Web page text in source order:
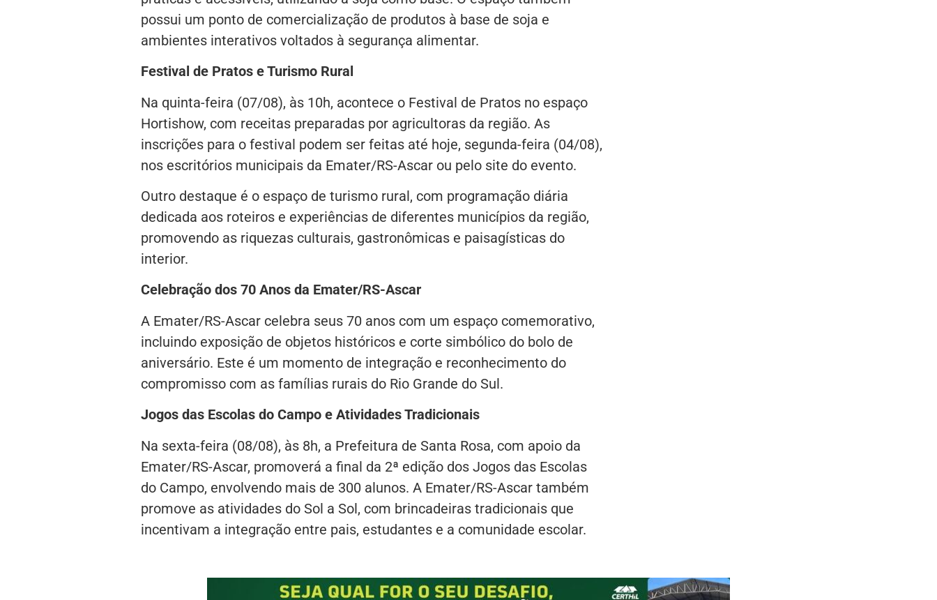
possui um ponto de comercialização de produtos à base de soja e
ambientes interativos voltados à segurança alimentar.
Festival de Pratos e Turismo Rural
Na quinta-feira (07/08), às 10h, acontece o Festival de Pratos no espaço
Hortishow, com receitas preparadas por agricultoras da região. As
inscrições para o festival podem ser feitas até hoje, segunda-feira (04/08),
nos escritórios municipais da Emater/RS-Ascar ou pelo site do evento.
Outro destaque é o espaço de turismo rural, com programação diária
dedicada aos roteiros e experiências de diferentes municípios da região,
promovendo as riquezas culturais, gastronômicas e paisagísticas do
interior.
Celebração dos 70 Anos da Emater/RS-Ascar
A Emater/RS-Ascar celebra seus 70 anos com um espaço comemorativo,
incluindo exposição de objetos históricos e corte simbólico do bolo de
aniversário. Este é um momento de integração e reconhecimento do
compromisso com as famílias rurais do Rio Grande do Sul.
Jogos das Escolas do Campo e Atividades Tradicionais
Na sexta-feira (08/08), às 8h, a Prefeitura de Santa Rosa, com apoio da
Emater/RS-Ascar, promoverá a final da 2ª edição dos Jogos das Escolas
do Campo, envolvendo mais de 300 alunos. A Emater/RS-Ascar também
promove as atividades do Sol a Sol, com brincadeiras tradicionais que
incentivam a integração entre pais, estudantes e a comunidade escolar.